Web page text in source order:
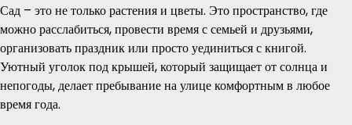
Сад – это не только растения и цветы. Это пространство, где
можно расслабиться, провести время с семьей и друзьями,
организовать праздник или просто уединиться с книгой.
Уютный уголок под крышей, который защищает от солнца и
непогоды, делает пребывание на улице комфортным в любое
время года.